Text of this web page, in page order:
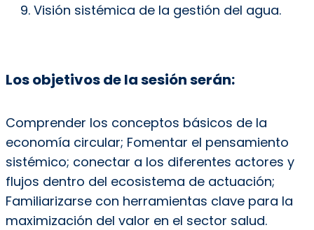
Visión sistémica de la gestión del agua.
Los objetivos de la sesión serán:
Comprender los conceptos básicos de la
economía circular; Fomentar el pensamiento
sistémico; conectar a los diferentes actores y
flujos dentro del ecosistema de actuación;
Familiarizarse con herramientas clave para la
maximización del valor en el sector salud.